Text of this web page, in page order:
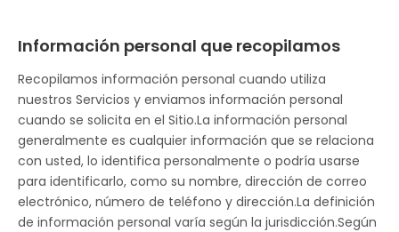
Información personal que recopilamos
Recopilamos información personal cuando utiliza
nuestros Servicios y enviamos información personal
cuando se solicita en el Sitio.La información personal
generalmente es cualquier información que se relaciona
con usted, lo identifica personalmente o podría usarse
para identificarlo, como su nombre, dirección de correo
electrónico, número de teléfono y dirección.La definición
de información personal varía según la jurisdicción.Según